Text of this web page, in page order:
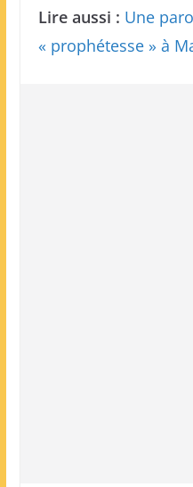
Lire aussi : Une
« prophétesse » à